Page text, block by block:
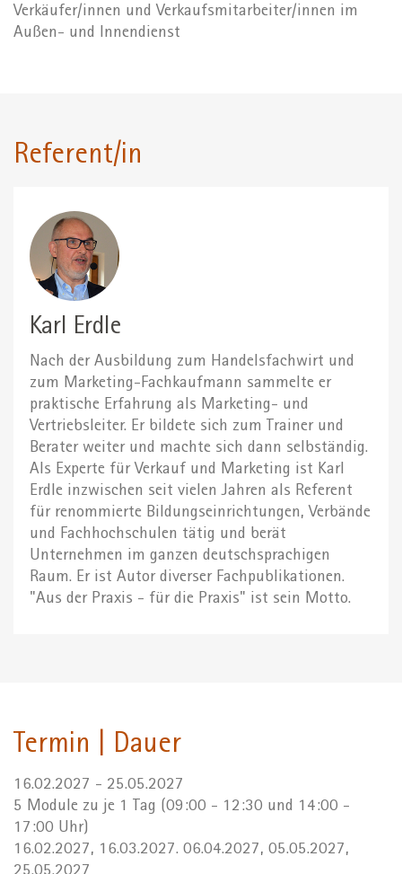
Verkäufer/innen und Verkaufsmitarbeiter/innen im
Außen- und Innendienst
Referent/in
Karl Erdle
Nach der Ausbildung zum Handelsfachwirt und
zum Marketing-Fachkaufmann sammelte er
praktische Erfahrung als Marketing- und
Vertriebsleiter. Er bildete sich zum Trainer und
Berater weiter und machte sich dann selbständig.
Als Experte für Verkauf und Marketing ist Karl
Erdle inzwischen seit vielen Jahren als Referent
für renommierte Bildungseinrichtungen, Verbände
und Fachhochschulen tätig und berät
Unternehmen im ganzen deutschsprachigen
Raum. Er ist Autor diverser Fachpublikationen.
"Aus der Praxis - für die Praxis" ist sein Motto.
Termin | Dauer
16.02.2027 - 25.05.2027
5 Module zu je 1 Tag (09:00 - 12:30 und 14:00 -
17:00 Uhr)
16.02.2027, 16.03.2027. 06.04.2027, 05.05.2027,